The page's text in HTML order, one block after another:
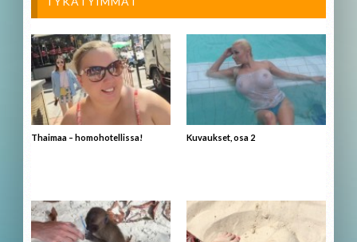
Thaimaa – homohotellissa! Kuvaukset, osa 2